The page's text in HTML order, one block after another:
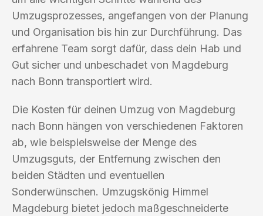
Umzugsprozesses, angefangen von der Planung
und Organisation bis hin zur Durchführung. Das
erfahrene Team sorgt dafür, dass dein Hab und
Gut sicher und unbeschadet von Magdeburg
nach Bonn transportiert wird.
Die Kosten für deinen Umzug von Magdeburg
nach Bonn hängen von verschiedenen Faktoren
ab, wie beispielsweise der Menge des
Umzugsguts, der Entfernung zwischen den
beiden Städten und eventuellen
Sonderwünschen. Umzugskönig Himmel
Magdeburg bietet jedoch maßgeschneiderte